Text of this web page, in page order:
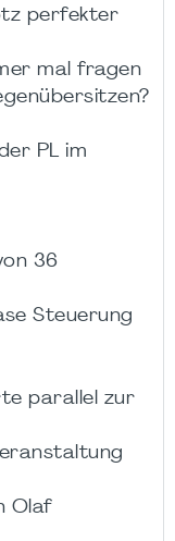
perfekter
mal fragen
PL im
36
Steuerung
parallel zur
Olaf